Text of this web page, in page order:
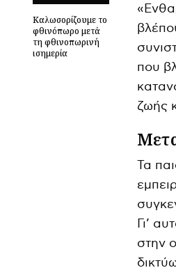
Καλωσορίζουμε το
φθινόπωρο μετά
τη φθινοπωρινή
ισημερία
που
ζωής
Τα
Γι’
στην